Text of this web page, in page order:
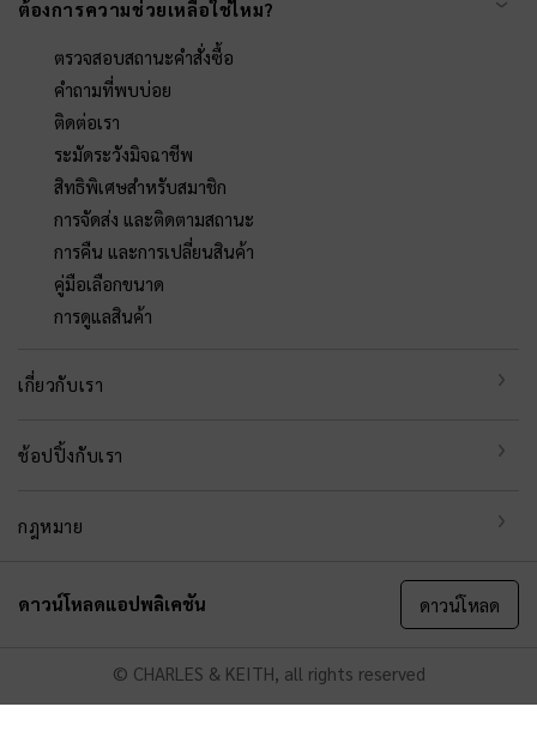
ต้องการความช่วยเหลือใช่ไหม?
ตรวจสอบสถานะคำสั่งซื้อ
คำถามที่พบบ่อย
ติดต่อเรา
ระมัดระวังมิจฉาชีพ
สิทธิพิเศษสำหรับสมาชิก
การจัดส่ง และติดตามสถานะ
การคืน และการเปลี่ยนสินค้า
คู่มือเลือกขนาด
การดูแลสินค้า
เกี่ยวกับเรา
ช้อปปิ้งกับเรา
กฎหมาย
ดาวน์โหลดแอปพลิเคชัน ดาวน์โหลด
© CHARLES & KEITH, all rights reserved